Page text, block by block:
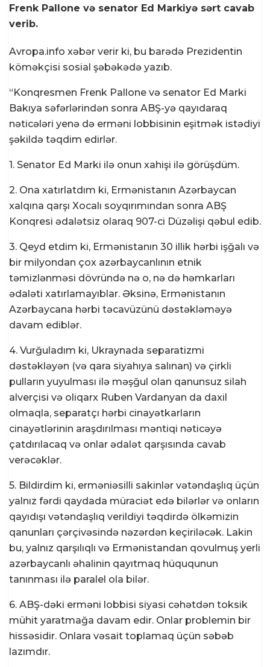
Frenk Pallone və senator Ed Markiyə sərt cavab
verib.
Avropa.info xəbər verir ki, bu barədə Prezidentin
köməkçisi sosial şəbəkədə yazıb.
“Konqresmen Frenk Pallone və senator Ed Marki
Bakıya səfərlərindən sonra ABŞ-yə qayıdaraq
nəticələri yenə də erməni lobbisinin eşitmək istədiyi
şəkildə təqdim edirlər.
1. Senator Ed Marki ilə onun xahişi ilə görüşdüm.
2. Ona xatırlatdım ki, Ermənistanın Azərbaycan
xalqına qarşı Xocalı soyqırımından sonra ABŞ
Konqresi ədalətsiz olaraq 907-ci Düzəlişi qəbul edib.
3. Qeyd etdim ki, Ermənistanın 30 illik hərbi işğalı və
bir milyondan çox azərbaycanlının etnik
təmizlənməsi dövründə nə o, nə də həmkarları
ədaləti xatırlamayıblar. Əksinə, Ermənistanın
Azərbaycana hərbi təcavüzünü dəstəkləməyə
davam ediblər.
4. Vurğuladım ki, Ukraynada separatizmi
dəstəkləyən (və qara siyahıya salınan) və çirkli
pulların yuyulması ilə məşğul olan qanunsuz silah
alverçisi və oliqarx Ruben Vardanyan da daxil
olmaqla, separatçı hərbi cinayətkarların
cinayətlərinin araşdırılması məntiqi nəticəyə
çatdırılacaq və onlar ədalət qarşısında cavab
verəcəklər.
5. Bildirdim ki, erməniəsilli sakinlər vətəndaşlıq üçün
yalnız fərdi qaydada müraciət edə bilərlər və onların
qayıdışı vətəndaşlıq verildiyi təqdirdə ölkəmizin
qanunları çərçivəsində nəzərdən keçiriləcək. Lakin
bu, yalnız qarşılıqlı və Ermənistandan qovulmuş yerli
azərbaycanlı əhalinin qayıtmaq hüququnun
tanınması ilə paralel ola bilər.
6. ABŞ-dəki erməni lobbisi siyasi cəhətdən toksik
mühit yaratmağa davam edir. Onlar problemin bir
hissəsidir. Onlara vəsait toplamaq üçün səbəb
lazımdır.